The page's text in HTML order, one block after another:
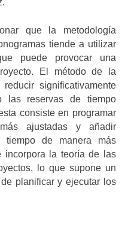
que la metodología
tiende a utilizar
puede provocar una
El método de la
significativamente
las reservas de tiempo
consiste en programar
ajustadas y añadir
tiempo de manera más
incorpora la teoría de las
lo que supone un
planificar y ejecutar los